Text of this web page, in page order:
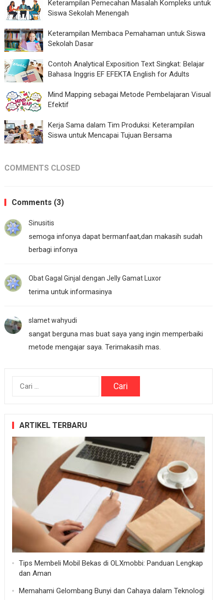
Keterampilan Pemecahan Masalah Kompleks untuk
Siswa Sekolah Menengah
Keterampilan Membaca Pemahaman untuk Siswa
Sekolah Dasar
Contoh Analytical Exposition Text Singkat: Belajar
Bahasa Inggris EF EFEKTA English for Adults
Mind Mapping sebagai Metode Pembelajaran Visual
Efektif
Kerja Sama dalam Tim Produksi: Keterampilan
Siswa untuk Mencapai Tujuan Bersama
COMMENTS CLOSED
Comments (3)
Sinusitis
semoga infonya dapat bermanfaat,dan makasih sudah
berbagi infonya
Obat Gagal Ginjal dengan Jelly Gamat Luxor
terima untuk informasinya
slamet wahyudi
sangat berguna mas buat saya yang ingin memperbaiki
metode mengajar saya. Terimakasih mas.
Cari
ARTIKEL TERBARU
Tips Membeli Mobil Bekas di OLXmobbi: Panduan Lengkap
dan Aman
Memahami Gelombang Bunyi dan Cahaya dalam Teknologi